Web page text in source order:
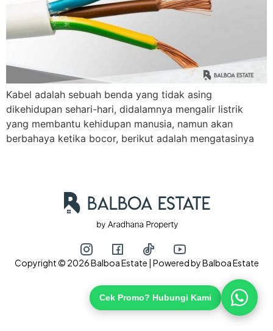
Kabel adalah sebuah benda yang tidak asing
dikehidupan sehari-hari, didalamnya mengalir listrik
yang membantu kehidupan manusia, namun akan
berbahaya ketika bocor, berikut adalah mengatasinya
Copyright © 2026 Balboa Estate | Powered by Balboa Estate
Cek Promo? Hubungi Kami
Nama Lengkap
Hubungi via WhatsApp